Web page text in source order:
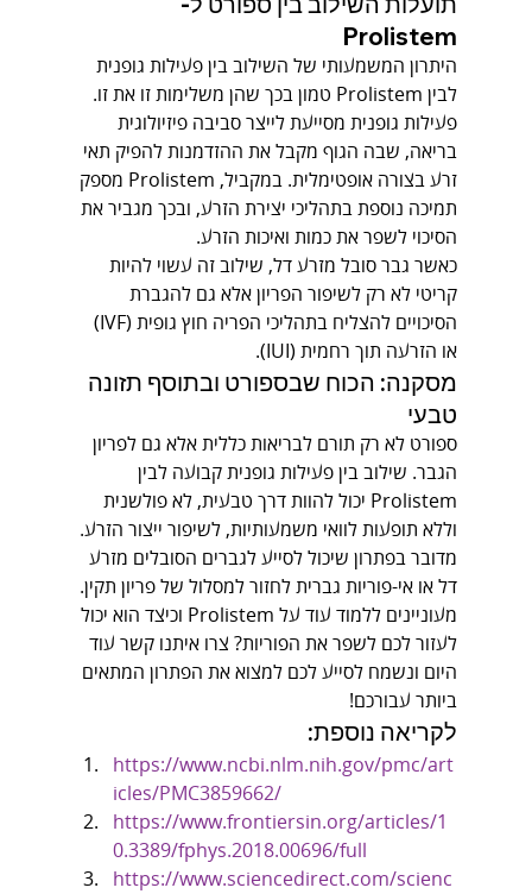
Prolistem
היתרון המשמעותי של השילוב בין פעילות גופנית
לבין Prolistem טמון בכך שהן משלימות זו את זו.
פעילות גופנית מסייעת לייצר סביבה פיזיולוגית
בריאה, שבה הגוף מקבל את ההזדמנות להפיק תאי
זרע בצורה אופטימלית. במקביל, Prolistem מספק
תמיכה נוספת בתהליכי יצירת הזרע, ובכך מגביר את
הסיכוי לשפר את כמות ואיכות הזרע.
כאשר גבר סובל מזרע דל, שילוב זה עשוי להיות
קריטי לא רק לשיפור הפריון אלא גם להגברת
הסיכויים להצליח בתהליכי הפריה חוץ גופית (IVF)
או הזרעה תוך רחמית (IUI).
מסקנה: הכוח שבספורט ובתוסף תזונה
טבעי
ספורט לא רק תורם לבריאות כללית אלא גם לפריון
הגבר. שילוב בין פעילות גופנית קבועה לבין
Prolistem יכול להוות דרך טבעית, לא פולשנית
וללא תופעות לוואי משמעותיות, לשיפור ייצור הזרע.
מדובר בפתרון שיכול לסייע לגברים הסובלים מזרע
דל או אי-פוריות גברית לחזור למסלול של פריון תקין.
מעוניינים ללמוד עוד על Prolistem וכיצד הוא יכול
לעזור לכם לשפר את הפוריות? צרו איתנו קשר עוד
היום ונשמח לסייע לכם למצוא את הפתרון המתאים
ביותר עבורכם!
לקריאה נוספת:
https://www.ncbi.nlm.nih.gov/pmc/art
icles/PMC3859662/
https://www.frontiersin.org/articles/1
0.3389/fphys.2018.00696/full
https://www.sciencedirect.com/scienc